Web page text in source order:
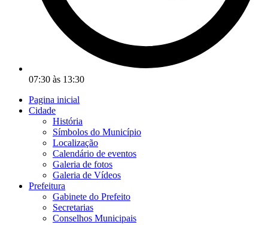
07:30 às 13:30
Pagina inicial
Cidade
História
Símbolos do Município
Localização
Calendário de eventos
Galeria de fotos
Galeria de Vídeos
Prefeitura
Gabinete do Prefeito
Secretarias
Conselhos Municipais